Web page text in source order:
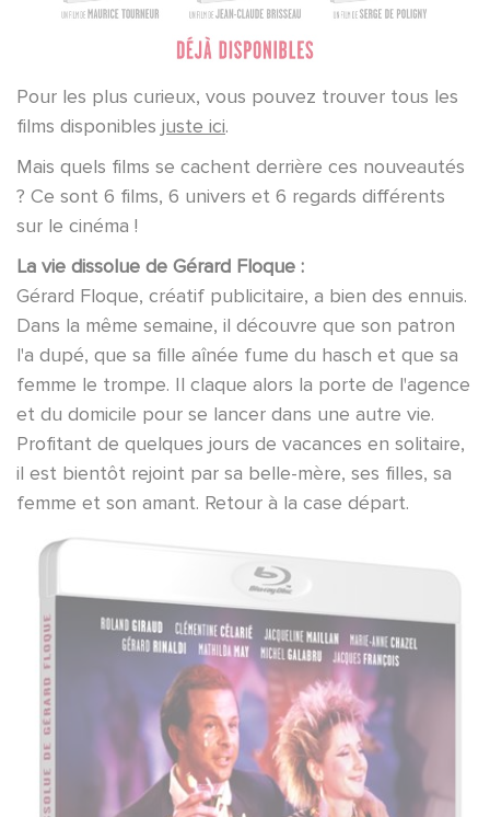
Pour les plus curieux, vous pouvez trouver tous les
films disponibles juste ici.
Mais quels films se cachent derrière ces nouveautés
? Ce sont 6 films, 6 univers et 6 regards différents
sur le cinéma !
La vie dissolue de Gérard Floque :
Gérard Floque, créatif publicitaire, a bien des ennuis.
Dans la même semaine, il découvre que son patron
l'a dupé, que sa fille aînée fume du hasch et que sa
femme le trompe. Il claque alors la porte de l'agence
et du domicile pour se lancer dans une autre vie.
Profitant de quelques jours de vacances en solitaire,
il est bientôt rejoint par sa belle-mère, ses filles, sa
femme et son amant. Retour à la case départ.